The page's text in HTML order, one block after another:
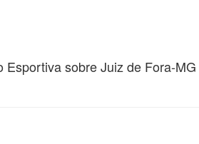
sobre Juiz de Fora-MG